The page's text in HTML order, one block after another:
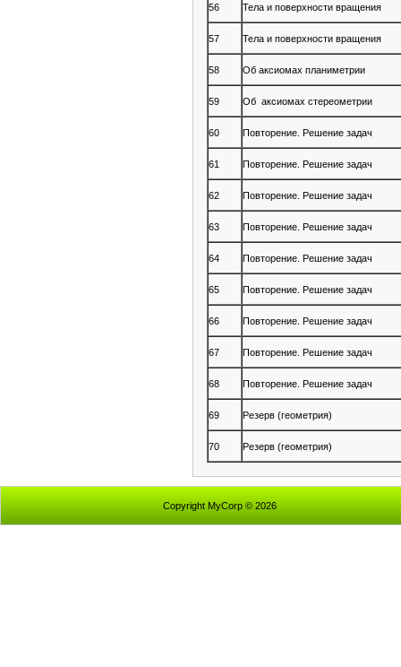
56 Тела и поверхности вращения
57 Тела и поверхности вращения
58 Об аксиомах планиметрии
59 Об аксиомах стереометрии
60 Повторение. Решение задач
61 Повторение. Решение задач
62 Повторение. Решение задач
63 Повторение. Решение задач
64 Повторение. Решение задач
65 Повторение. Решение задач
66 Повторение. Решение задач
67 Повторение. Решение задач
68 Повторение. Решение задач
69 Резерв (геометрия)
70 Резерв (геометрия)
Copyright MyCorp © 2026